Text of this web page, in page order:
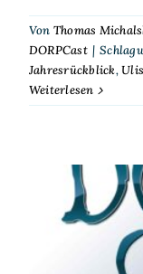
Von Thomas
DORPCast |
Jahresrückblick,
Weiterlesen